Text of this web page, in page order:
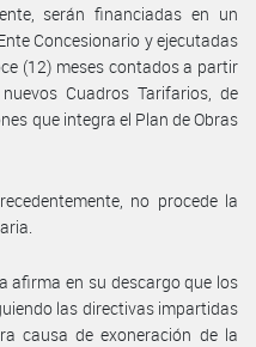
serán financiadas en un
Concesionario y ejecutadas
(12) meses contados a partir
Cuadros Tarifarios, de
que integra el Plan de Obras
no procede la
afirma en su descargo que los
las directivas impartidas
causa de exoneración de la